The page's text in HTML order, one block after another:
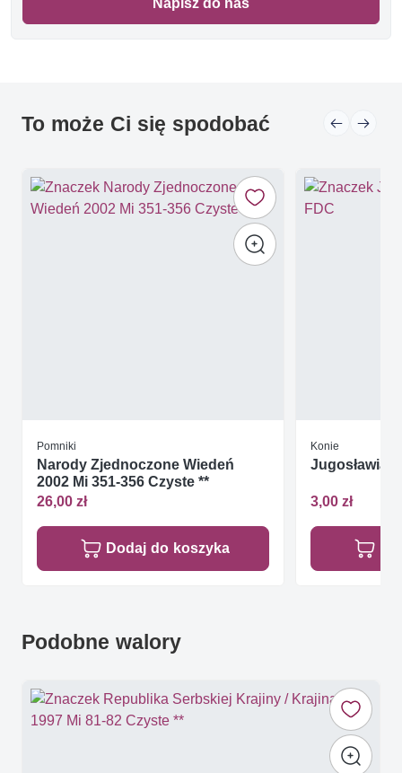
To może Ci się spodobać
Pomniki
Narody Zjednoczone Wiedeń
2002 Mi 351-356 Czyste **
26,00 zł
Dodaj do koszyka
Konie
Jugosławia
3,00 zł
Podobne walory